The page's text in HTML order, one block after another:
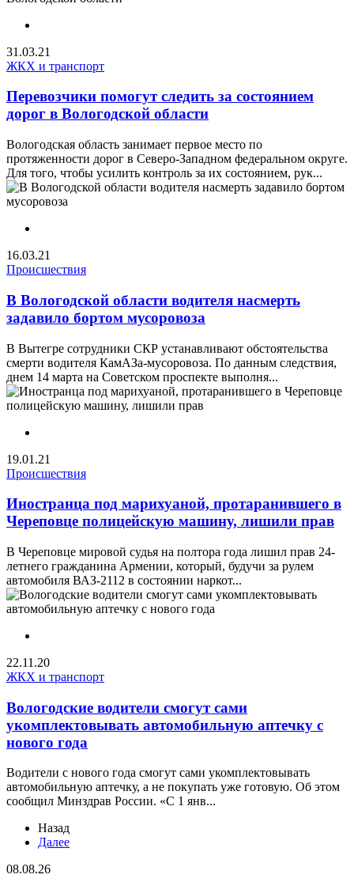
31.03.21
ЖКХ и транспорт
Перевозчики помогут следить за состоянием
дорог в Вологодской области
Вологодская область занимает первое место по
протяженности дорог в Северо-Западном федеральном округе.
Для того, чтобы усилить контроль за их состоянием, рук...
16.03.21
Происшествия
В Вологодской области водителя насмерть
задавило бортом мусоровоза
В Вытегре сотрудники СКР устанавливают обстоятельства
смерти водителя КамАЗа-мусоровоза. По данным следствия,
днем 14 марта на Советском проспекте выполня...
19.01.21
Происшествия
Иностранца под марихуаной, протаранившего в
Череповце полицейскую машину, лишили прав
В Череповце мировой судья на полтора года лишил прав 24-
летнего гражданина Армении, который, будучи за рулем
автомобиля ВАЗ-2112 в состоянии наркот...
22.11.20
ЖКХ и транспорт
Вологодские водители смогут сами
укомплектовывать автомобильную аптечку с
нового года
Водители с нового года смогут сами укомплектовывать
автомобильную аптечку, а не покупать уже готовую. Об этом
сообщил Минздрав России. «С 1 янв...
Назад
Далее
08.08.26